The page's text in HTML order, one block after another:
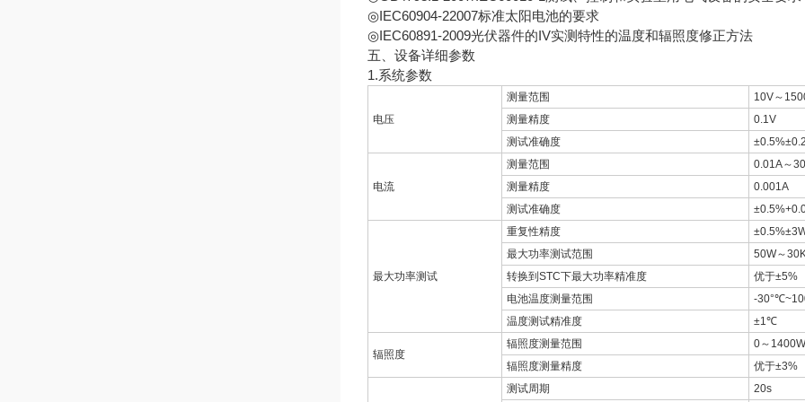
◎IEC60904-22007标准太阳电池的要求
◎IEC60891-2009光伏器件的IV实测特性的温度和辐照度修正⽅法
五、设备详细参数
1.系统参数
电压
测量范围
10V～
测量精度
0.1V
测试准确度
电流
测量范围
0.01A～
测量精度
0.001A
测试准确度
最大功率测试
重复性精度
最大功率测试范围
50W～
转换到STC下最大功率精准度
优于±5%
电池温度测量范围
-
温度测试精准度
±1℃
辐照度
辐照度测量范围
0～
辐照度测量精度
优于±3%
测试周期
20s